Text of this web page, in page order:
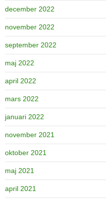
december 2022
november 2022
september 2022
maj 2022
april 2022
mars 2022
januari 2022
november 2021
oktober 2021
maj 2021
april 2021